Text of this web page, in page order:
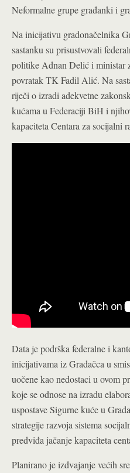
Neformalne grupe građanki i
Na inicijativu gradonačelnika
sastanku su prisustvovali
politike Adnan Delić i ministar
povratak TK Fadil Alić. Na
riječi o izradi adekvetne
kućama u Federaciji BiH i
kapaciteta Centara za socijalni
Data je podrška federalne i
inicijativama iz Gradačca u
uočene kao nedostaci u ovom
koje se odnose na izradu
uspostave Sigurne kuće u
strategije razvoja sistema
predviđa jačanje kapaciteta
Planirano je izdvajanje većih